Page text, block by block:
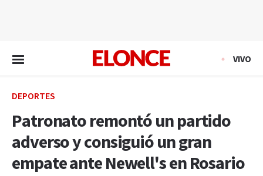
VIVO
DEPORTES
Patronato remontó un partido
adverso y consiguió un gran
empate ante Newell's en Rosario